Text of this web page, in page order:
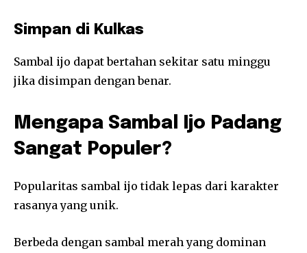
Simpan di Kulkas
Sambal ijo dapat bertahan sekitar satu minggu
jika disimpan dengan benar.
Mengapa Sambal Ijo Padang
Sangat Populer?
Popularitas sambal ijo tidak lepas dari karakter
rasanya yang unik.
Berbeda dengan sambal merah yang dominan